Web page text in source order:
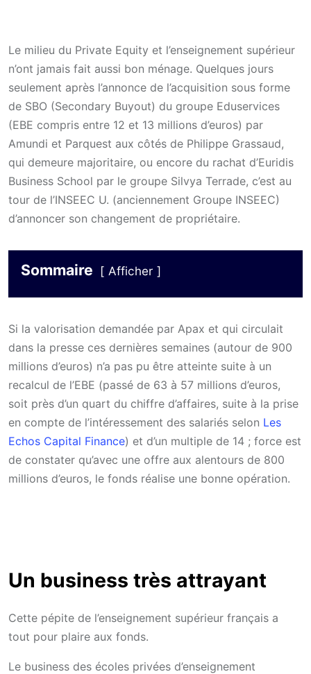
Le milieu du Private Equity et l’enseignement supérieur
n’ont jamais fait aussi bon ménage. Quelques jours
seulement après l’annonce de l’acquisition sous forme
de SBO (Secondary Buyout) du groupe Eduservices
(EBE compris entre 12 et 13 millions d’euros) par
Amundi et Parquest aux côtés de Philippe Grassaud,
qui demeure majoritaire, ou encore du rachat d’Euridis
Business School par le groupe Silvya Terrade, c’est au
tour de l’INSEEC U. (anciennement Groupe INSEEC)
d’annoncer son changement de propriétaire.
Sommaire Afficher
Si la valorisation demandée par Apax et qui circulait
dans la presse ces dernières semaines (autour de 900
millions d’euros) n’a pas pu être atteinte suite à un
recalcul de l’EBE (passé de 63 à 57 millions d’euros,
soit près d’un quart du chiffre d’affaires, suite à la prise
en compte de l’intéressement des salariés selon Les
Echos Capital Finance) et d’un multiple de 14 ; force est
de constater qu’avec une offre aux alentours de 800
millions d’euros, le fonds réalise une bonne opération.
Un business très attrayant
Cette pépite de l’enseignement supérieur français a
tout pour plaire aux fonds.
Le business des écoles privées d’enseignement